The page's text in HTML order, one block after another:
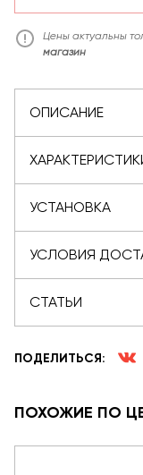
Цены актуальны
магазин
ОПИСАНИЕ
УСТАНОВКА
УСЛОВИЯ
СТАТЬИ
ПОДЕЛИТЬСЯ:
ПОХОЖИЕ ПО